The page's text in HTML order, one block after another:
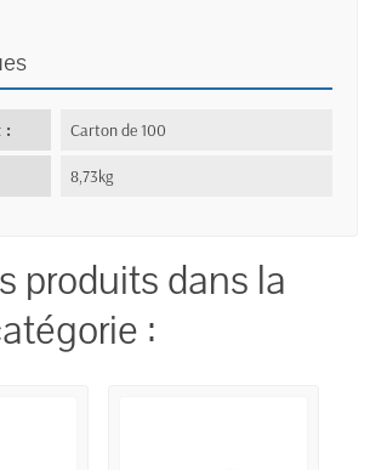
: Carton de 100
8,73kg
produits dans la
: